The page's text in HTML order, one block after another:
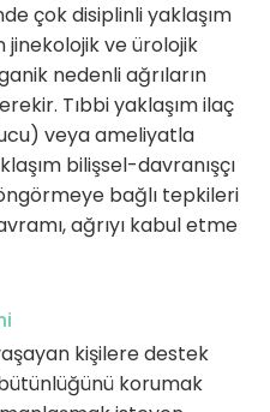
çok disiplinli yaklaşım
jinekolojik ve ürolojik
nedenli ağrıların
Tıbbi yaklaşım ilaç
veya ameliyatla
bilişsel-davranışçı
bağlı tepkileri
ağrıyı kabul etme
kişilere destek
korumak